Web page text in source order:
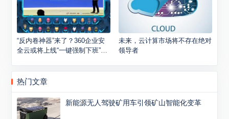
“反内卷神器”来了？360企业安
全云或将上线“一键强制下班”功
未来，云计算市场将不存在绝对
领导者
热门文章
新能源无人驾驶矿用车引领矿山智能化变革